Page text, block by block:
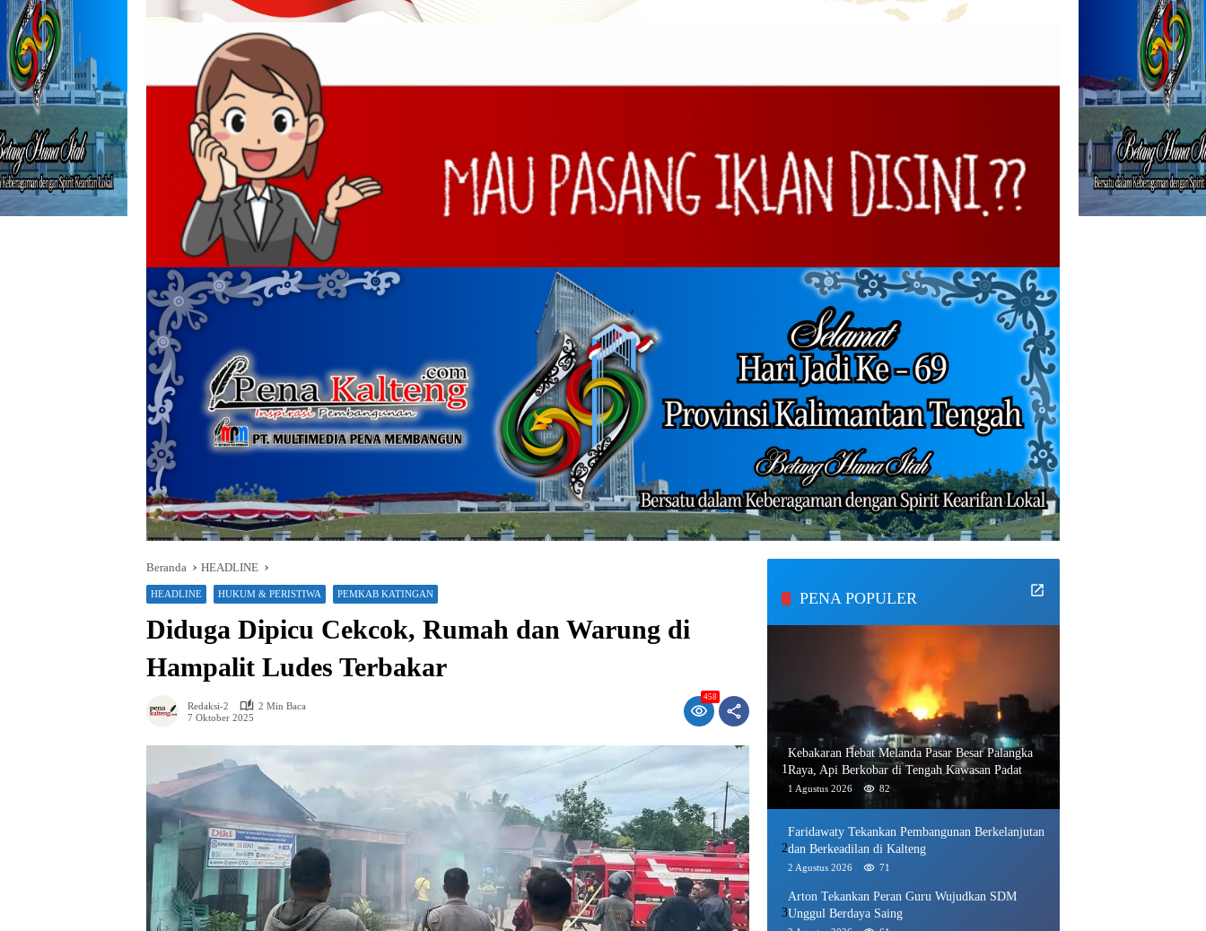
Beranda HEADLINE
HEADLINE HUKUM & PERISTIWA PEMKAB KATINGAN
Diduga Dipicu Cekcok, Rumah dan Warung di
Hampalit Ludes Terbakar
Redaksi-2
2 Min Baca
7 Oktober 2025
458
PENA POPULER
1
Kebakaran Hebat Melanda Pasar Besar Palangka
Raya, Api Berkobar di Tengah Kawasan Padat
1 Agustus 2026 82
2
Faridawaty Tekankan Pembangunan Berkelanjutan
dan Berkeadilan di Kalteng
2 Agustus 2026 71
3
Arton Tekankan Peran Guru Wujudkan SDM
Unggul Berdaya Saing